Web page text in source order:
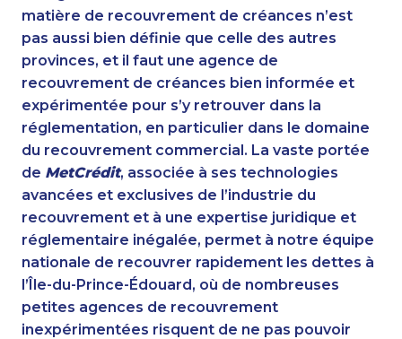
matière de recouvrement de créances n’est
pas aussi bien définie que celle des autres
provinces, et il faut une agence de
recouvrement de créances bien informée et
expérimentée pour s’y retrouver dans la
réglementation, en particulier dans le domaine
du recouvrement commercial. La vaste portée
de MetCrédit, associée à ses technologies
avancées et exclusives de l’industrie du
recouvrement et à une expertise juridique et
réglementaire inégalée, permet à notre équipe
nationale de recouvrer rapidement les dettes à
l’Île-du-Prince-Édouard, où de nombreuses
petites agences de recouvrement
inexpérimentées risquent de ne pas pouvoir